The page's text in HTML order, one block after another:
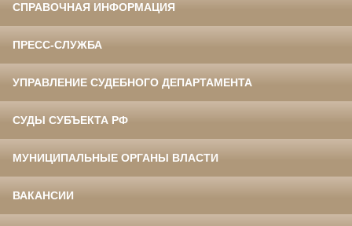
СПРАВОЧНАЯ ИНФОРМАЦИЯ
ПРЕСС-СЛУЖБА
УПРАВЛЕНИЕ СУДЕБНОГО ДЕПАРТАМЕНТА
СУДЫ СУБЪЕКТА РФ
МУНИЦИПАЛЬНЫЕ ОРГАНЫ ВЛАСТИ
ВАКАНСИИ